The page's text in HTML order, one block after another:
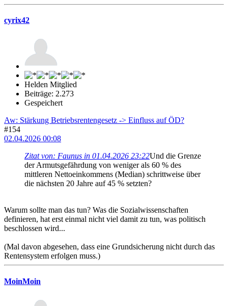
cyrix42
Helden Mitglied
Beiträge: 2.273
Gespeichert
Aw: Stärkung Betriebsrentengesetz -> Einfluss auf ÖD?
#154
02.04.2026 00:08
Zitat von: Faunus in 01.04.2026 23:22Und die Grenze
der Armutsgefährdung von weniger als 60 % des
mittleren Nettoeinkommens (Median) schrittweise über
die nächsten 20 Jahre auf 45 % setzten?
Warum sollte man das tun? Was die Sozialwissenschaften
definieren, hat erst einmal nicht viel damit zu tun, was politisch
beschlossen wird...
(Mal davon abgesehen, dass eine Grundsicherung nicht durch das
Rentensystem erfolgen muss.)
MoinMoin